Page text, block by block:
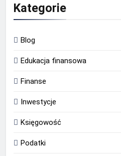
Kategorie
Blog
Edukacja finansowa
Finanse
Inwestycje
Księgowość
Podatki